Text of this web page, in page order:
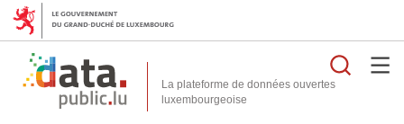
La plateforme de données ouvertes